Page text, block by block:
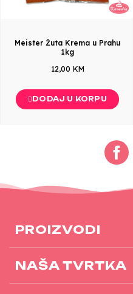
Meister Žuta Krema u Prahu
1kg
12,00 KM
DODAJ U KORPU
PROIZVODI
NAŠA TVRTKA